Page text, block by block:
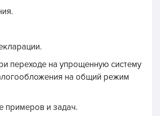
переходе на упрощенную систему
на общий режим
примеров и задач.